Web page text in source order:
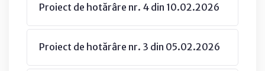
Proiect de hotărâre nr. 4 din 10.02.2026
Proiect de hotărâre nr. 3 din 05.02.2026